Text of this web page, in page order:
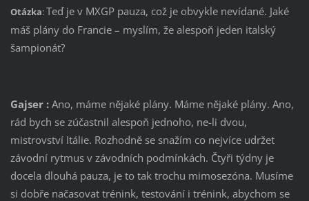
Otázka:Teď je v MXGP pauza, což je obvykle nevídané. Jaké
máš plány do Francie – myslím, že alespoň jeden italský
šampionát?
Gajser: Ano, máme nějaké plány. Máme nějaké plány. Ano,
rád bych se zúčastnil alespoň jednoho, ne-li dvou,
mistrovství Itálie. Rozhodně se snažím co nejvíce udržet
závodní rytmus v závodních podmínkách. Čtyři týdny je
docela dlouhá pauza, je to tak trochu mimosezóna. Musíme
si dobře načasovat trénink, testování i trénink, abychom se